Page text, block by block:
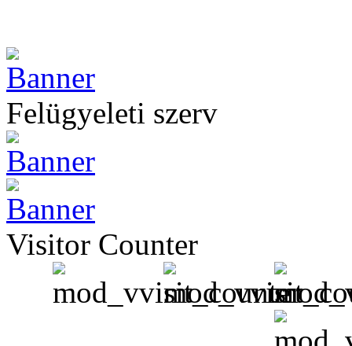
Felügyeleti szerv
Visitor Counter